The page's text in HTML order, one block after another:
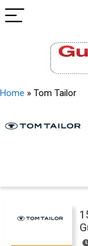
Home » Tom Tailor